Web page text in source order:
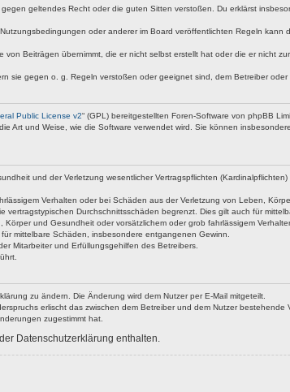
geltendes Recht oder die guten Sitten verstoßen. Du erklärst
oder anderer im Board veröffentlichten Regeln
Beiträgen übernimmt, die er nicht selbst erstellt hat oder die er nicht
sie gegen o. g. Regeln verstoßen oder geeignet sind, dem Betreiber oder
Public License v2“ (GPL) bereitgestellten Foren-Software von phpBB
Art und Weise, wie die Software verwendet wird. Sie können
und der Verletzung wesentlicher Vertragspflichten
Verhalten oder bei Schäden aus der Verletzung von Leben,
Durchschnittsschäden begrenzt. Dies gilt auch für
und Gesundheit oder vorsätzlichem oder grob fahrlässigem
mittelbare Schäden, insbesondere entgangenen Gewinn.
Mitarbeiter und Erfüllungsgehilfen des Betreibers.
zu ändern. Die Änderung wird dem Nutzer per E-Mail mitgeteilt.
erlischt das zwischen dem Betreiber und dem Nutzer bestehende
zugestimmt hat.
Datenschutzerklärung enthalten.